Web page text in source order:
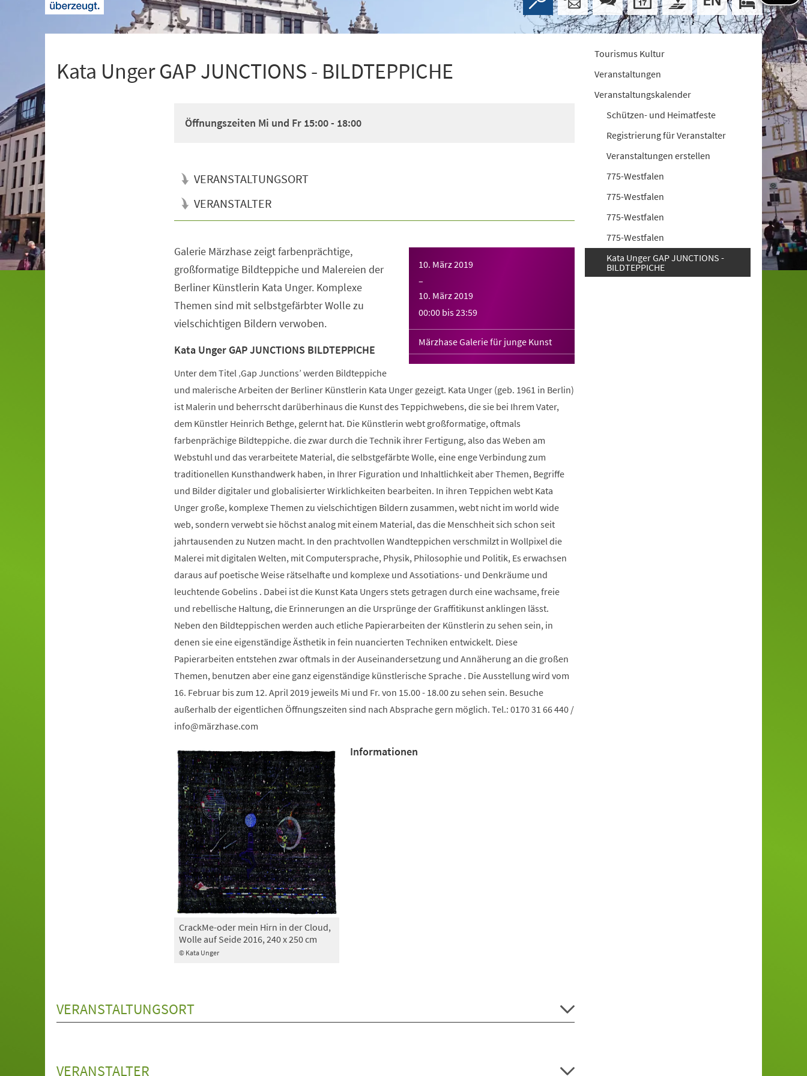
Kata Unger GAP JUNCTIONS - BILDTEPPICHE
Öffnungszeiten Mi und Fr 15:00 - 18:00
VERANSTALTUNGSORT
VERANSTALTER
10. März 2019
–
10. März 2019
00:00 bis23:59
Märzhase Galerie für junge Kunst
Galerie Märzhase zeigt farbenprächtige,
großformatige Bildteppiche und Malereien der
Berliner Künstlerin Kata Unger. Komplexe
Themen sind mit selbstgefärbter Wolle zu
vielschichtigen Bildern verwoben.
Kata Unger GAP JUNCTIONS BILDTEPPICHE
Unter dem Titel ‚Gap Junctions’ werden Bildteppiche
und malerische Arbeiten der Berliner Künstlerin Kata Unger gezeigt. Kata Unger (geb. 1961 in Berlin)
ist Malerin und beherrscht darüberhinaus die Kunst des Teppichwebens, die sie bei Ihrem Vater,
dem Künstler Heinrich Bethge, gelernt hat. Die Künstlerin webt großformatige, oftmals
farbenprächige Bildteppiche. die zwar durch die Technik ihrer Fertigung, also das Weben am
Webstuhl und das verarbeitete Material, die selbstgefärbte Wolle, eine enge Verbindung zum
traditionellen Kunsthandwerk haben, in Ihrer Figuration und Inhaltlichkeit aber Themen, Begriffe
und Bilder digitaler und globalisierter Wirklichkeiten bearbeiten. In ihren Teppichen webt Kata
Unger große, komplexe Themen zu vielschichtigen Bildern zusammen, webt nicht im world wide
web, sondern verwebt sie höchst analog mit einem Material, das die Menschheit sich schon seit
jahrtausenden zu Nutzen macht. In den prachtvollen Wandteppichen verschmilzt in Wollpixel die
Malerei mit digitalen Welten, mit Computersprache, Physik, Philosophie und Politik, Es erwachsen
daraus auf poetische Weise rätselhafte und komplexe und Assotiations- und Denkräume und
leuchtende Gobelins . Dabei ist die Kunst Kata Ungers stets getragen durch eine wachsame, freie
und rebellische Haltung, die Erinnerungen an die Ursprünge der Graffitikunst anklingen lässt.
Neben den Bildteppischen werden auch etliche Papierarbeiten der Künstlerin zu sehen sein, in
denen sie eine eigenständige Ästhetik in fein nuancierten Techniken entwickelt. Diese
Papierarbeiten entstehen zwar oftmals in der Auseinandersetzung und Annäherung an die großen
Themen, benutzen aber eine ganz eigenständige künstlerische Sprache . Die Ausstellung wird vom
16. Februar bis zum 12. April 2019 jeweils Mi und Fr. von 15.00 - 18.00 zu sehen sein. Besuche
außerhalb der eigentlichen Öffnungszeiten sind nach Absprache gern möglich. Tel.: 0170 31 66 440 /
info
märzhase com
© Kata Unger
CrackMe-oder mein Hirn in der Cloud,
Wolle auf Seide 2016, 240 x 250 cm
Informationen
VERANSTALTUNGSORT
VERANSTALTER
Tourismus Kultur
Veranstaltungen
Veranstaltungskalender
Schützen- und Heimatfeste
Registrierung für Veranstalter
Veranstaltungen erstellen
775-Westfalen
775-Westfalen
775-Westfalen
775-Westfalen
Kata Unger GAP JUNCTIONS -
BILDTEPPICHE